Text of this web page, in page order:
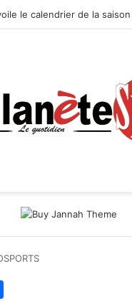
le calendrier de la